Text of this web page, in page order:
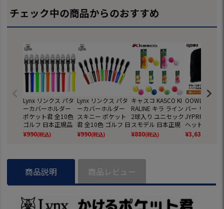
チェック中の商品からのおすすめ
Lynx リンクス パタ
ーカバーホルダー
ポケット君 全10色
ゴルフ 日本正規品
¥990(税込)
Lynx リンクス パタ
ーカバーホルダー
スキニー ポケット
君 全10色 ゴルフ 日
本正規品
¥990(税込)
キャスコ KASCO KI
RALINE キラ ライン
2球入り ユニセック
スモデル 日本正規
品 日本モデル ゴル
フ ゴルフボール
¥880(税込)
OOWLS アイ
バー リバー
JYPRF26IRC
ヘッドカバー
ック 2026年
日本正規品
¥3,630
商品説明 商品レビュー